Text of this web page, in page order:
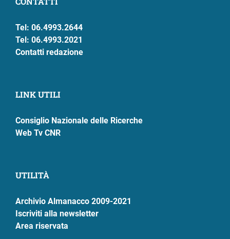
Tel: 06.4993.2644
Tel: 06.4993.2021
Contatti redazione
LINK UTILI
Consiglio Nazionale delle Ricerche
Web Tv CNR
UTILITÀ
Archivio Almanacco 2009-2021
Iscriviti alla newsletter
Area riservata